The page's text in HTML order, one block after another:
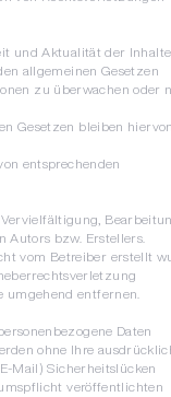
und Aktualität der Inhalte
allgemeinen Gesetzen
zu überwachen oder
Gesetzen bleiben
entsprechenden
bzw. Erstellers.
vom Betreiber erstellt
entfernen.
Daten
ohne Ihre
Mail) Sicherheitslücken
veröffentlichten